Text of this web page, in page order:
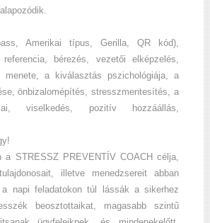
Amerikai típus, Gerilla, QR kód),
bérezés, vezetői elképzelés,
menete, a kiválasztás pszichológiája, a
önbizalomépítés, stresszmentesítés, a
viselkedés, pozitív hozzáállás,
a STRESSZ PREVENTÍV COACH célja,
illetve menedzsereit abban
a napi feladatokon túl lássák a sikerhez
beosztottaikat, magasabb szintű